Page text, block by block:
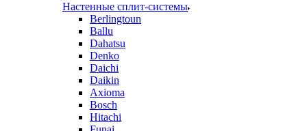
Настенные сплит-системы
Berlingtoun
Ballu
Dahatsu
Denko
Daichi
Daikin
Axioma
Bosch
Hitachi